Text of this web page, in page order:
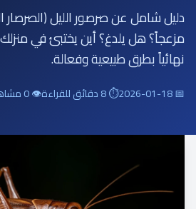
دليل شامل عن صرصور الليل (الصرصار
مزعجاً؟ هل يلدغ؟ أين يختبئ في
نهائياً بطرق طبيعية وفعالة.
📅 2026-01-18 ⏱ 8 دقائق للقراءة 👁 0 مشاهدة